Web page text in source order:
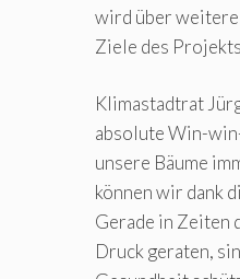
wird über
Ziele des
Klimastadtrat
absolute Win-
unsere Bäume
können wir dank
Gerade in Zeiten
Druck geraten,